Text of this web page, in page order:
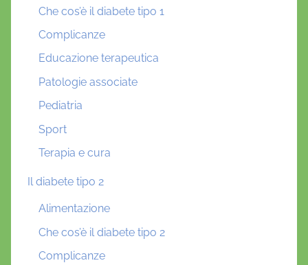
Che cos’è il diabete tipo 1
Complicanze
Educazione terapeutica
Patologie associate
Pediatria
Sport
Terapia e cura
Il diabete tipo 2
Alimentazione
Che cos’è il diabete tipo 2
Complicanze